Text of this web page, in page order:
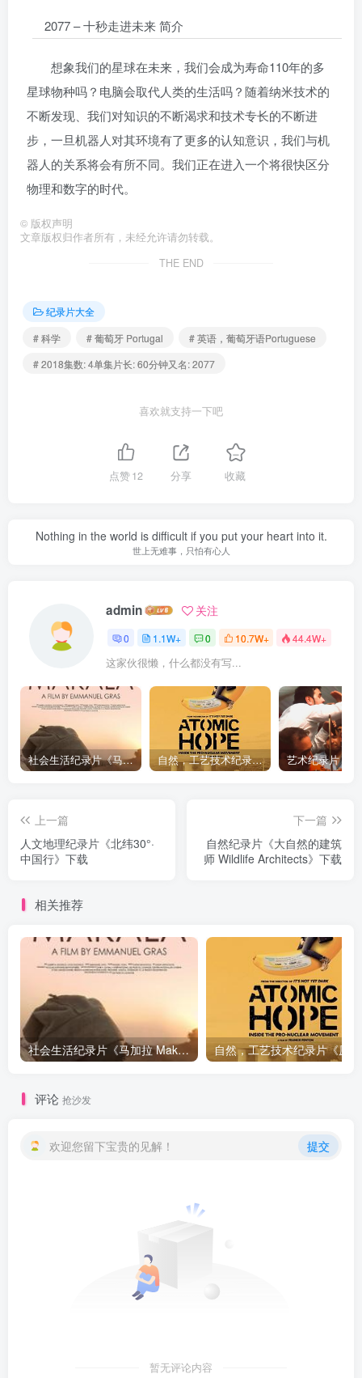
2077 – 十秒走进未来 简介
想象我们的星球在未来，我们会成为寿命110年的多
星球物种吗？电脑会取代人类的生活吗？随着纳米技术的
不断发现、我们对知识的不断渴求和技术专长的不断进
步，一旦机器人对其环境有了更多的认知意识，我们与机
器人的关系将会有所不同。我们正在进入一个将很快区分
物理和数字的时代。
© 版权声明
文章版权归作者所有，未经允许请勿转载。
THE END
纪录片大全
# 科学
# 葡萄牙 Portugal
# 英语，葡萄牙语Portuguese
# 2018集数: 4单集片长: 60分钟又名: 2077
喜欢就支持一下吧
点赞12 分享 收藏
Nothing in the world is difficult if you put your heart into it.
世上无难事，只怕有心人
admin 关注
0 1.1W+ 0 10.7W+ 44.4W+
这家伙很懒，什么都没有写...
社会生活纪录片《马加拉 Makala》下载 自然，工艺技术纪录片《原子能的希望 Atomic Hope – Inside the Pro-Nuclear Movement》下载
上一篇
人文地理纪录片《北纬30°·
中国行》下载
下一篇
自然纪录片《大自然的建筑
师 Wildlife Architects》下载
相关推荐
社会生活纪录片《马加拉 Makala》下载
评论 抢沙发
欢迎您留下宝贵的见解！ 提交
暂无评论内容